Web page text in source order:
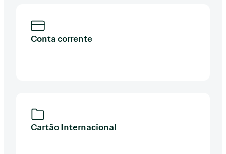
Conta corrente
Cartão Internacional